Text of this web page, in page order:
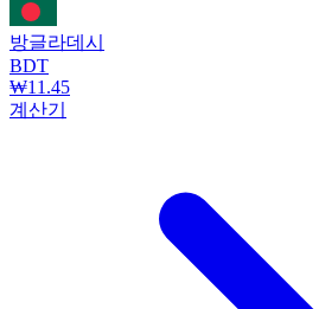
방글라데시
BDT
₩11.45
계산기